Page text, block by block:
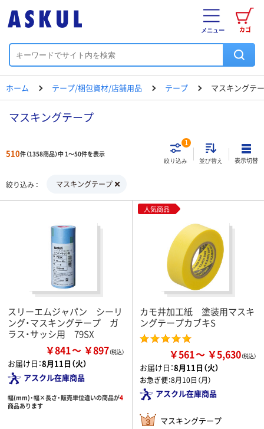
カゴ
メニュー
ホーム テープ/梱包資材/店舗用品 テープ マスキングテ
マスキングテープ
510件（1358商品）中 1～50件を表示
絞り込み
1
並び替え 表示切替
絞り込み マスキングテープ
スリーエムジャパン シーリ
ング・マスキングテープ ガ
ラス・サッシ用 79SX
￥841 ￥897
お届け日：8月11日（火）
アスクル在庫商品
幅(mm)・幅×長さ・販売単位違いの商品が4
商品あります
人気商品
カモ井加工紙 塗装用マスキ
ングテープカブキS
￥561 ￥5,630
お届け日：8月11日（火）
お急ぎ便：8月10日（月）
アスクル在庫商品
マスキングテープ